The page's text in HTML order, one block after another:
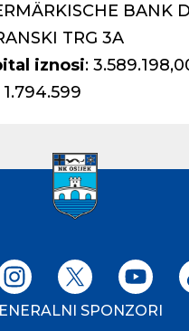
BANK
TRG 3A
iznosi:
1.794.599
SPONZORI